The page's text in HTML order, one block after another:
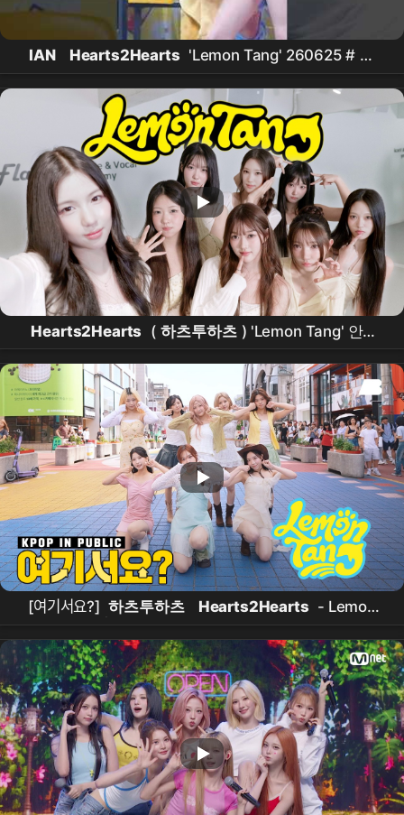
IAN Hearts2Hearts 'Lemon Tang' 260625 # 이
안 # 하츠투하츠 # 하투하 # ian
hearts2hearts #kpop #idol
Hearts2Hearts ( 하츠투하츠 ) 'Lemon Tang' 안무
커버댄스
dance cover
[여기서요?] 하츠투하츠 Hearts2Hearts - Lemon
Tang | 커버댄스 Dance Cover @홍대